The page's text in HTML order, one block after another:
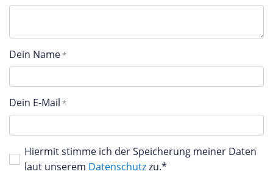
Dein Name
Dein E-Mail
Hiermit stimme ich der Speicherung meiner Daten
laut unserem Datenschutzzu.*